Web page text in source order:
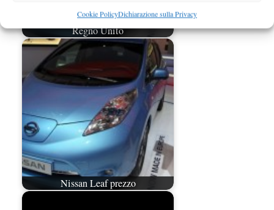
Cookie PolicyDichiarazione sulla Privacy
Nissan Leaf sarà prodotta anche in
Regno Unito
Nissan Leaf prezzo